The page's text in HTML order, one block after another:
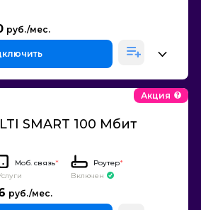
SMART 100 Мбит
Акция
Моб. связь*
Роутер*
Включен